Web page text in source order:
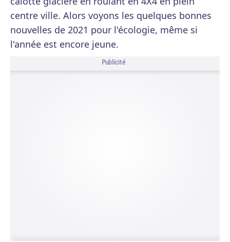
centre ville. Alors voyons les quelques bonnes
nouvelles de 2021 pour l'écologie, même si
l'année est encore jeune.
Publicité